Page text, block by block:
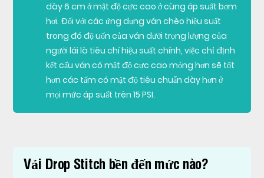
dày 6 cm ở mật độ cực cao ở cùng áp suất bơm
hơi. Đối với các ứng dụng ván chèo hiệu suất
trong đó độ uốn của ván dưới trọng lượng của
người lái là tiêu chí hiệu suất chính, việc chỉ định
kết cấu ván có mật độ cực cao mỏng hơn sẽ tốt
hơn các tấm có mật độ tiêu chuẩn dày hơn ở
mọi mức áp suất trên 15 PSI.
Vải Drop Stitch bền đến mức nào?